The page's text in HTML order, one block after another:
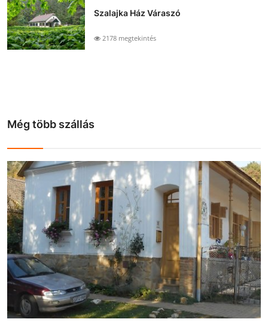
Szalajka Ház Váraszó
2178 megtekintés
Még több szállás